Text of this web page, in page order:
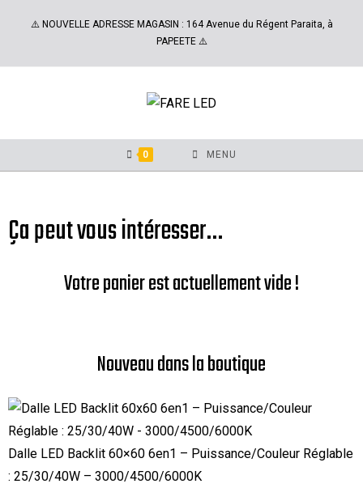
⚠️ NOUVELLE ADRESSE MAGASIN : 164 Avenue du Régent Paraita, à
PAPEETE ⚠️
0 MENU
Ça peut vous intéresser…
Votre panier est actuellement vide !
Nouveau dans la boutique
Dalle LED Backlit 60×60 6en1 – Puissance/Couleur Réglable
: 25/30/40W – 3000/4500/6000K